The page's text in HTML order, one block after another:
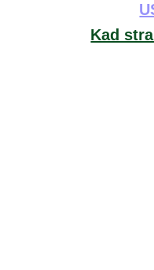
Kad